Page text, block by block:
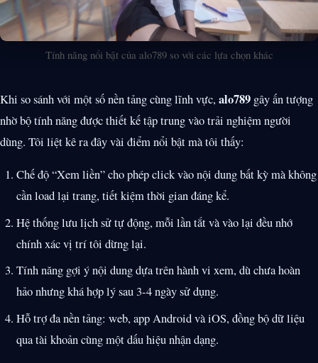
Tính năng nổi bật của alo789 so với các lựa chọn khác
Khi so sánh với một số nền tảng cùng lĩnh vực,alo789 gây ấn tượng
nhờ bộ tính năng được thiết kế tập trung vào trải nghiệm người
dùng. Tôi liệt kê ra đây vài điểm nổi bật mà tôi thấy:
Chế độ “Xem liền” cho phép click vào nội dung bất kỳ mà không
cần load lại trang, tiết kiệm thời gian đáng kể.
Hệ thống lưu lịch sử tự động, mỗi lần tắt và vào lại đều nhớ
chính xác vị trí tôi dừng lại.
Tính năng gợi ý nội dung dựa trên hành vi xem, dù chưa hoàn
hảo nhưng khá hợp lý sau 3-4 ngày sử dụng.
Hỗ trợ đa nền tảng: web, app Android và iOS, đồng bộ dữ liệu
qua tài khoản cùng một dấu hiệu nhận dạng.